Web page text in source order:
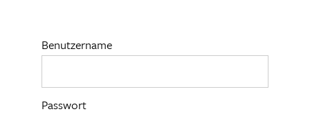
Benutzername
Passwort